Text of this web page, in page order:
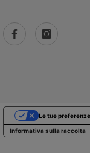
Informativa sulla raccolta
Le tue